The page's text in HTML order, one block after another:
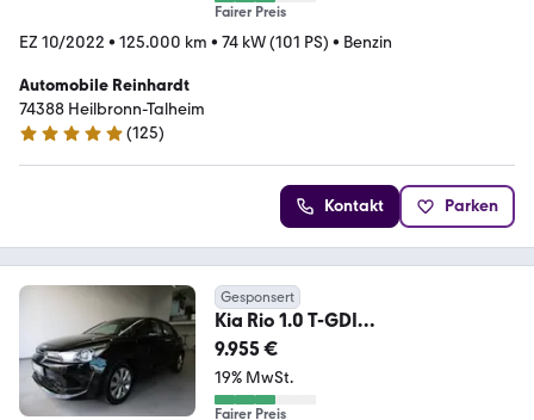
Fairer Preis
EZ 10/2022 • 125.000 km • 74 kW (101 PS) • Benzin
Automobile Reinhardt
74388 Heilbronn-Talheim
5 Sterne
(125)
Kontakt Parken
Gesponsert
Kia Rio 1.0 T-GDI
***LED+NAVI+DRIVE-
ASSIST+KAMERA***
9.955 €
19% MwSt.
Fairer Preis